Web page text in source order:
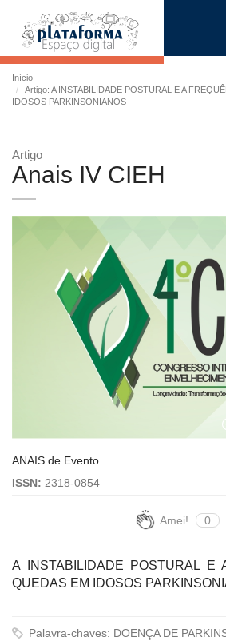
Início
Artigo: A INSTABILIDADE POSTURAL E A
IDOSOS PARKINSONIANOS
Artigo
Anais IV CIEH
ANAIS de Evento
ISSN: 2318-0854
Amei! 0
A INSTABILIDADE POSTURAL E
QUEDAS EM IDOSOS
Palavra-chaves: DOENÇA DE